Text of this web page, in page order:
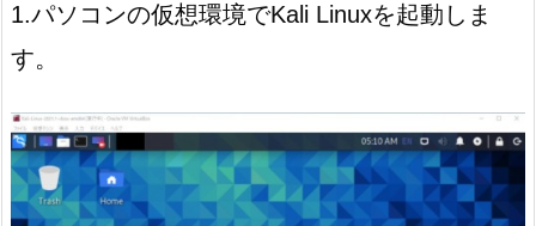
1.パソコンの仮想環境でKali Linuxを起動しま
す。